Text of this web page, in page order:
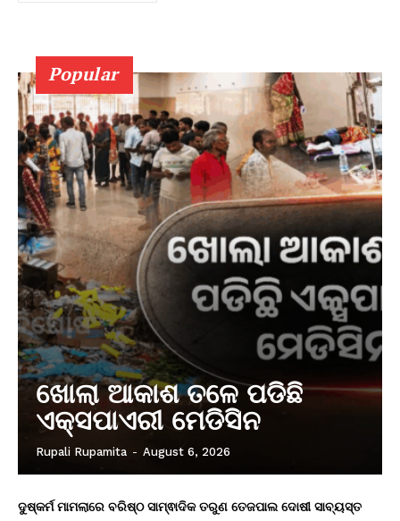
Popular
ଖୋଲା ଆକାଶ ତଳେ ପଡିଛି
ଏକ୍ସପାଏରୀ ମେଡିସିନ
Rupali Rupamita - August 6, 2026
ଦୁଷ୍କର୍ମ ମାମଲାରେ ବରିଷ୍ଠ ସାମ୍ଵାଦିକ ତରୁଣ ତେଜପାଲ ଦୋଷୀ ସାବ୍ୟସ୍ତ